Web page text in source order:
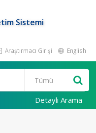
Sistemi
Araştırmacı Girişi English
Detaylı Arama